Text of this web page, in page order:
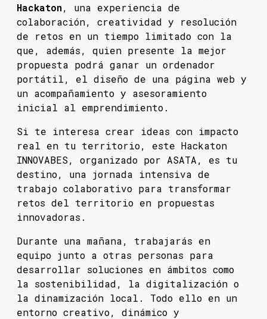
Hackaton, una experiencia de
colaboración, creatividad y resolución
de retos en un tiempo limitado con la
que, además, quien presente la mejor
propuesta podrá ganar un ordenador
portátil, el diseño de una página web y
un acompañamiento y asesoramiento
inicial al emprendimiento.
Si te interesa crear ideas con impacto
real en tu territorio, este Hackaton
INNOVABES, organizado por ASATA, es tu
destino, una jornada intensiva de
trabajo colaborativo para transformar
retos del territorio en propuestas
innovadoras.
Durante una mañana, trabajarás en
equipo junto a otras personas para
desarrollar soluciones en ámbitos como
la sostenibilidad, la digitalización o
la dinamización local. Todo ello en un
entorno creativo, dinámico y